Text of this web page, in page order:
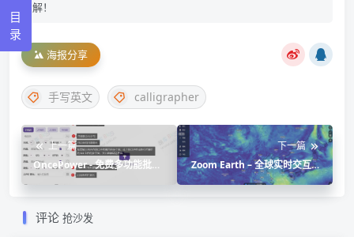
解！
海报分享
手写英文 calligrapher
上一篇
OncePower - 免费多功能批量
重命名工具
下一篇
Zoom Earth – 全球实时交互式
天气地图，雨雷达，预报工具
评论 抢沙发
目
录